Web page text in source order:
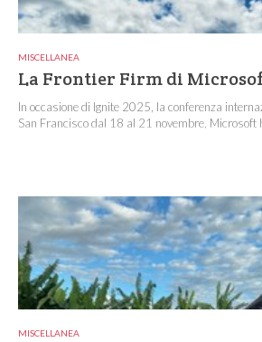
MISCELLANEA
La Frontier Firm di
In occasione di Ignite 2025, la conferenza
San Francisco dal 18 al 21 novembre, Microsoft
MISCELLANEA